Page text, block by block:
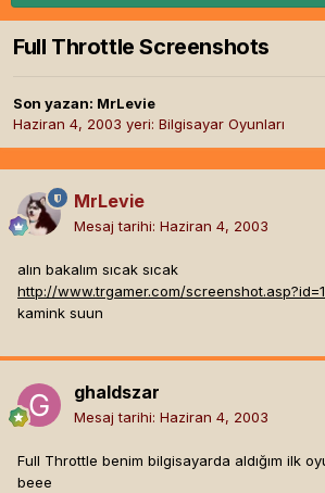
Full Throttle Screenshots
Son yazan: MrLevie
Haziran 4, 2003 yeri: Bilgisayar Oyunları
MrLevie
Mesaj tarihi: Haziran 4, 2003
alın bakalım sıcak sıcak
http://www.trgamer.com/
kamink suun
ghaldszar
Mesaj tarihi: Haziran 4, 2003
Full Throttle benim bilgisayarda aldığım ilk
beee